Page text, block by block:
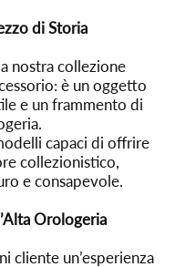
di Storia
nostra collezione
è un oggetto
e un frammento di
capaci di offrire
collezionistico,
e consapevole.
Orologeria
cliente un’esperienza